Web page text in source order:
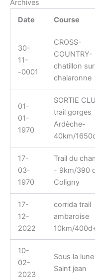
Archives
Date
Course
30-
11-
-0001
CROSS-
COUNTRY-
chatillon sur
chalaronne
01-
01-
1970
SORTIE
trail gorges
Ardèche-
40km/
17-
03-
1970
Trail du
- 9km/390
Coligny
17-
12-
2022
corrida trail
ambaroise
10km/
10-
02-
2023
Sous la
Saint jean